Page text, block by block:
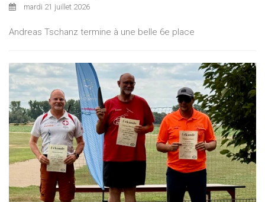
mardi 21 juillet 2026
Andreas Tschanz termine à une belle 6e place